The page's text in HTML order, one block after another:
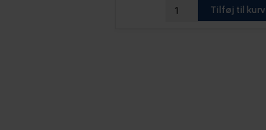
Tilføj til kurv